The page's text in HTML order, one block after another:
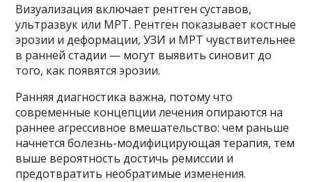
Визуализация включает рентген суставов,
ультразвук или МРТ. Рентген показывает костные
эрозии и деформации, УЗИ и МРТ чувствительнее
в ранней стадии — могут выявить синовит до
того, как появятся эрозии.
Ранняя диагностика важна, потому что
современные концепции лечения опираются на
раннее агрессивное вмешательство: чем раньше
начнется болезнь-модифицирующая терапия, тем
выше вероятность достичь ремиссии и
предотвратить необратимые изменения.